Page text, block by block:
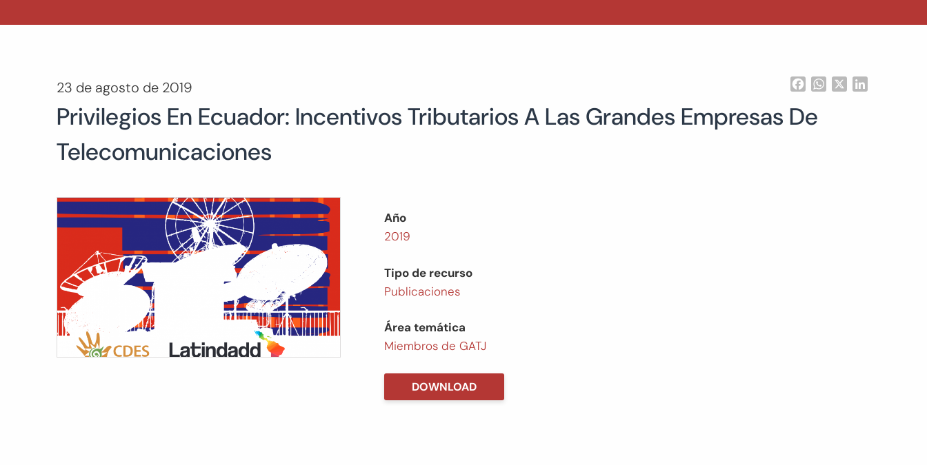
23 de agosto de 2019 FacebookWhatsApp
Privilegios En Ecuador: Incentivos Tributarios A Las Grandes Empresas De
Telecomunicaciones
Año
2019
Tipo de recurso
Publicaciones
Área temática
Miembros de GATJ
DOWNLOAD